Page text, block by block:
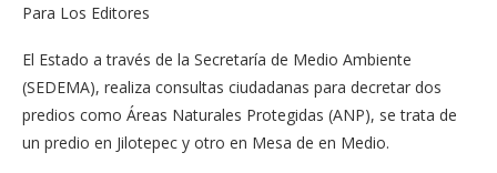
Para Los Editores
El Estado a través de la Secretaría de Medio Ambiente
(SEDEMA), realiza consultas ciudadanas para decretar dos
predios como Áreas Naturales Protegidas (ANP), se trata de
un predio en Jilotepec y otro en Mesa de en Medio.